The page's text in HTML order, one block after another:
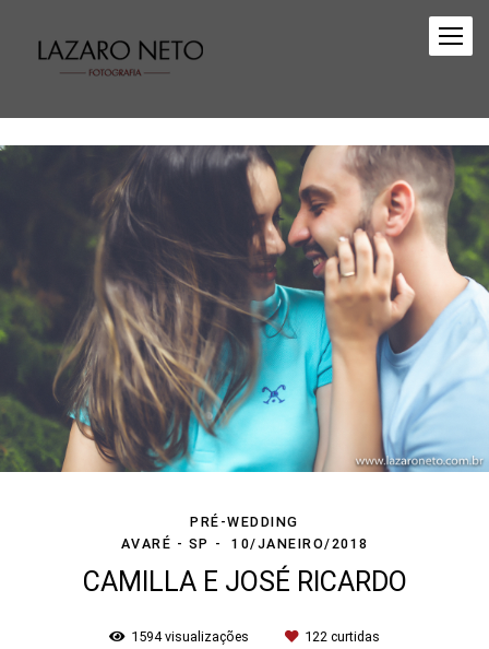
PRÉ-WEDDING
AVARÉ - SP
10/JANEIRO/2018
CAMILLA E JOSÉ RICARDO
1594visualizações 122 curtidas